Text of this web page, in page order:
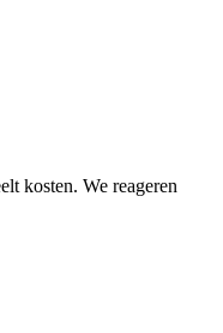
kosten. We reageren